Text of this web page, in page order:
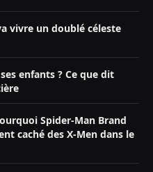
vivre un doublé céleste
enfants ? Ce que dit
Spider-Man Brand
caché des X-Men dans le